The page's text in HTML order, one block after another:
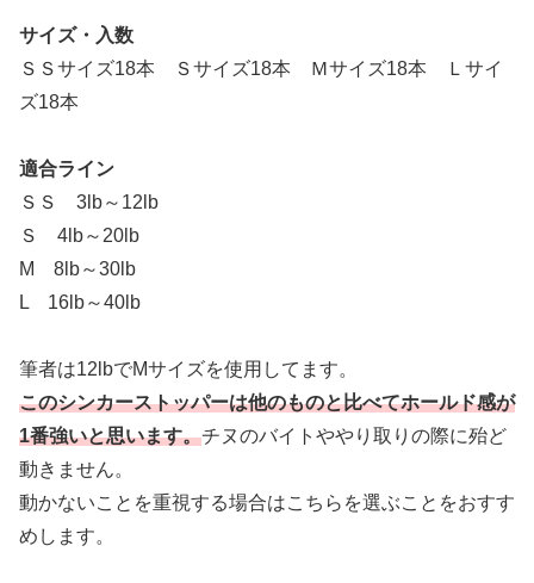
サイズ・入数
ＳＳサイズ18本 Ｓサイズ18本 Ｍサイズ18本 Ｌサイ
ズ18本
適合ライン
ＳＳ 3lb～12lb
Ｓ 4lb～20lb
M 8lb～30lb
L 16lb～40lb
筆者は12lbでMサイズを使用してます。
このシンカーストッパーは他のものと比べてホールド感が
1番強いと思います。チヌのバイトややり取りの際に殆ど
動きません。
動かないことを重視する場合はこちらを選ぶことをおすす
めします。